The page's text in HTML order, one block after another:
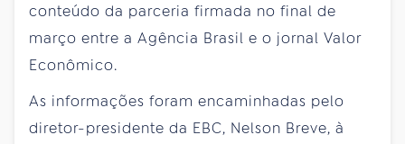
conteúdo da parceria firmada no final de
março entre a Agência Brasil e o jornal Valor
Econômico.
As informações foram encaminhadas pelo
diretor-presidente da EBC, Nelson Breve, à